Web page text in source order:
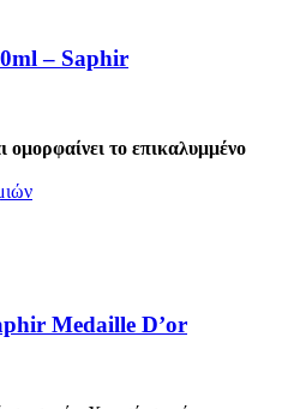
– Saphir
ομορφαίνει το επικαλυμμένο
Medaille D’or